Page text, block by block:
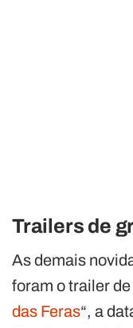
Trailers de
As demais
foram o trailer de
das Feras“, a